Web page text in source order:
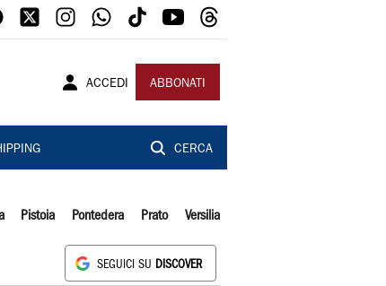
ACCEDI ABBONATI
CERCA
Pistoia Pontedera Prato Versilia
SEGUICI SU DISCOVER